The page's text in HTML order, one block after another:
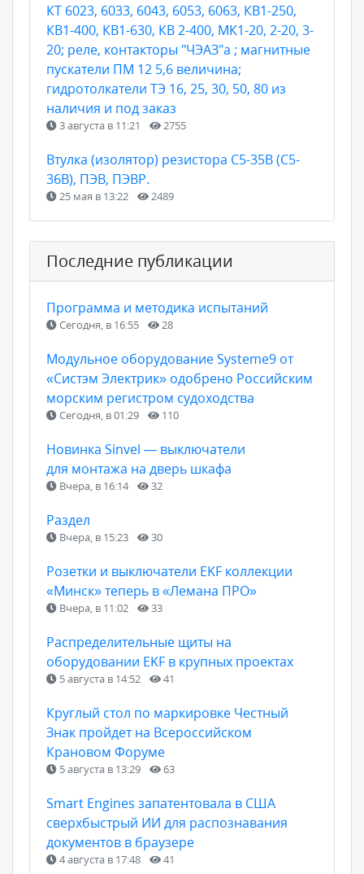
КТ 6023, 6033, 6043, 6053, 6063, КВ1-250,
КВ1-400, КВ1-630, КВ 2-400, МК1-20, 2-20, 3-
20; реле, контакторы "ЧЭАЗ"а ; магнитные
пускатели ПМ 12 5,6 величина;
гидротолкатели ТЭ 16, 25, 30, 50, 80 из
наличия и под заказ
3 августа в 11:21 2755
Втулка (изолятор) резистора С5-35В (С5-
36В), ПЭВ, ПЭВР.
25 мая в 13:22 2489
Последние публикации
Программа и методика испытаний
Сегодня, в 16:55 28
Модульное оборудование Systeme9 от
«Систэм Электрик» одобрено Российским
морским регистром судоходства
Сегодня, в 01:29 110
Новинка Sinvel — выключатели
для монтажа на дверь шкафа
Вчера, в 16:14 32
Раздел
Вчера, в 15:23 30
Розетки и выключатели EKF коллекции
«Минск» теперь в «Лемана ПРО»
Вчера, в 11:02 33
Распределительные щиты на
оборудовании EKF в крупных проектах
5 августа в 14:52 41
Круглый стол по маркировке Честный
Знак пройдет на Всероссийском
Крановом Форуме
5 августа в 13:29 63
Smart Engines запатентовала в США
сверхбыстрый ИИ для распознавания
документов в браузере
4 августа в 17:48 41